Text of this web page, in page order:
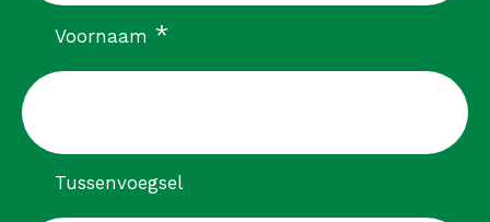
Voornaam *verplicht
Tussenvoegsel